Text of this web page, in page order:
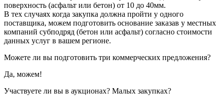
поверхность (асфальт или бетон) от 10 до 40мм.
В тех случаях когда закупка должна пройти у одного
поставщика, можем подготовить основание заказав у местных
компаний субподряд (бетон или асфальт) согласно стоимости
данных услуг в вашем регионе.
Можете ли вы подготовить три коммерческих предложения?
Да, можем!
Участвуете ли вы в аукционах? Малых закупках?